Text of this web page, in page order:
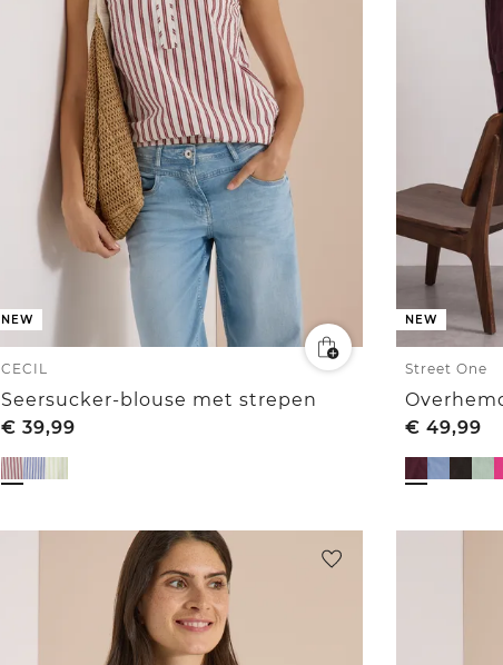
NEW
CECIL
Seersucker-blouse met strepen
€ 39,99
NEW
Street One
€ 49,99